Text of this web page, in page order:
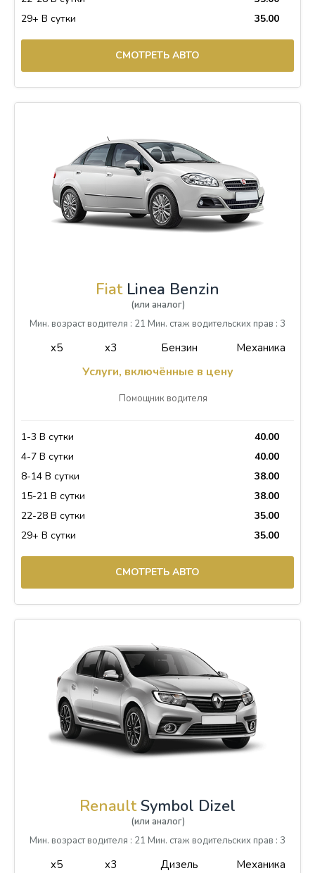
29+ В сутки
35.00
СМОТРЕТЬ АВТО
FiatLinea Benzin
(или аналог)
Мин. возраст водителя : 21 Мин. стаж водительских прав : 3
x5 x3 Бензин Механика
Услуги, включённые в цену
Помощник водителя
1-3 В сутки
40.00
4-7 В сутки
40.00
8-14 В сутки
38.00
15-21 В сутки
38.00
22-28 В сутки
35.00
29+ В сутки
35.00
СМОТРЕТЬ АВТО
RenaultSymbol Dizel
(или аналог)
Мин. возраст водителя : 21 Мин. стаж водительских прав : 3
x5 x3 Дизель Механика